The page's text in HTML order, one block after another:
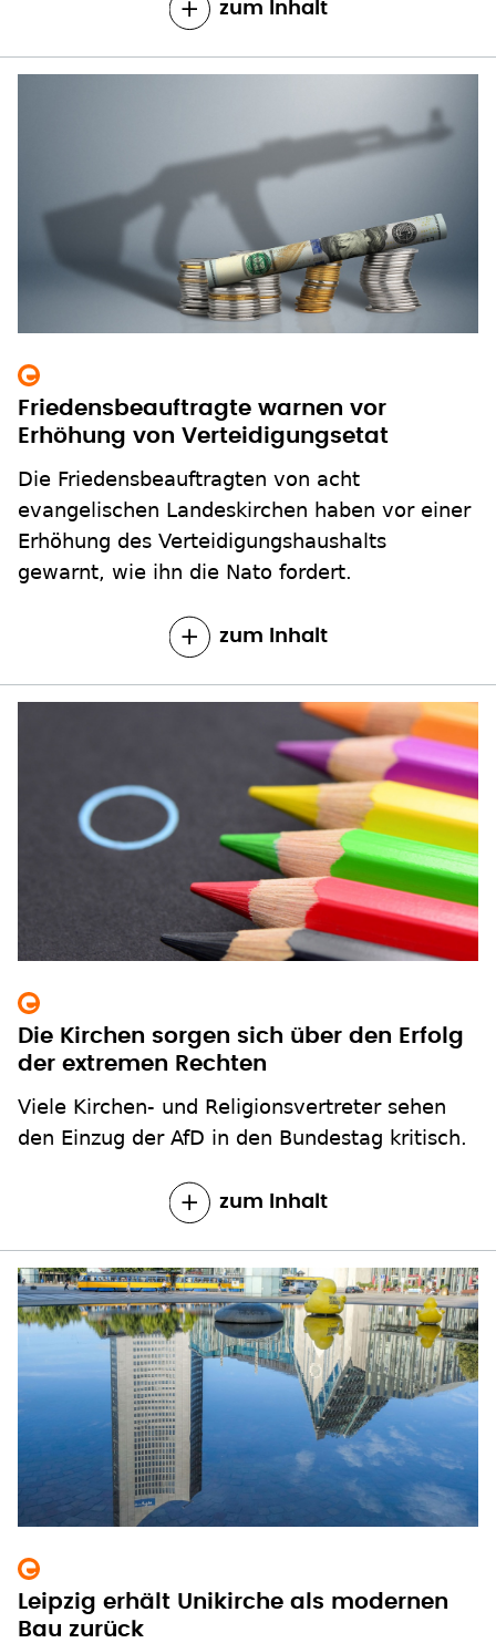
zum Inhalt
Friedensbeauftragte warnen vor
Erhöhung von Verteidigungsetat
Die Friedensbeauftragten von acht
evangelischen Landeskirchen haben vor einer
Erhöhung des Verteidigungshaushalts
gewarnt, wie ihn die Nato fordert.
zum Inhalt
Die Kirchen sorgen sich über den Erfolg
der extremen Rechten
Viele Kirchen- und Religionsvertreter sehen
den Einzug der AfD in den Bundestag kritisch.
zum Inhalt
Leipzig erhält Unikirche als modernen
Bau zurück